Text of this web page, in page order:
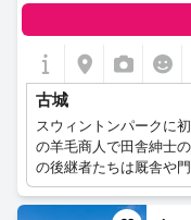
ソーンベリー城のスタ
リーさ、気配りで常に
親切な性格とパーソナ
それが全体的な体験を
さらに、ベッドの品質
ズベッドは頻繁に指摘
提供しています。枕に
もありましたが、一般
と見なされています。
古城
スウィントンパークに
の羊毛商人で田舎紳士
の後継者たちは厩舎や
5つの湖を作りました。
ーが68歳でこの城を購